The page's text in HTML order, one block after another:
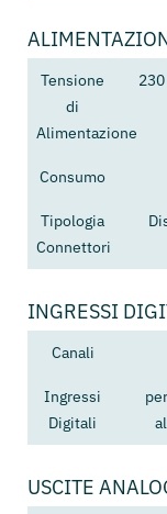
Tensione
di
Alimentazione
Consumo
Tipologia
Connettori
INGRESSI
Canali
Ingressi
Digitali
USCITE